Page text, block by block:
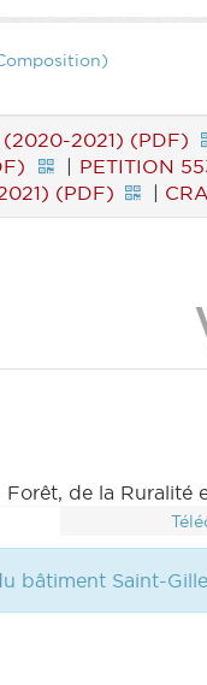
(2020-2021) (PDF)
| PETITION
(PDF) |
de la Ruralité
bâtiment Saint-